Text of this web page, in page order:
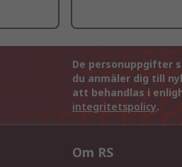
De personuppgifter
du anmäler dig till
att behandlas i
integritetspolicy.
Om RS